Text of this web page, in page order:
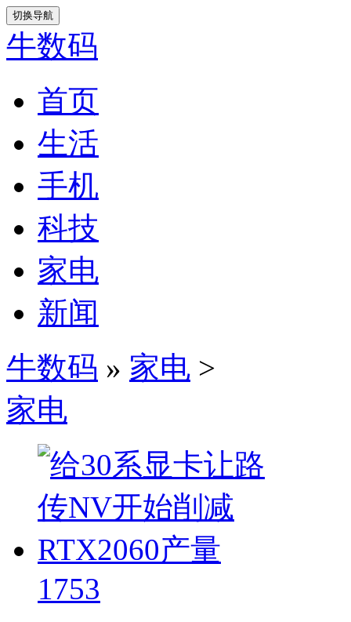
切换导航
牛数码
首页
生活
手机
科技
家电
新闻
牛数码 » 家电 >
家电
1753